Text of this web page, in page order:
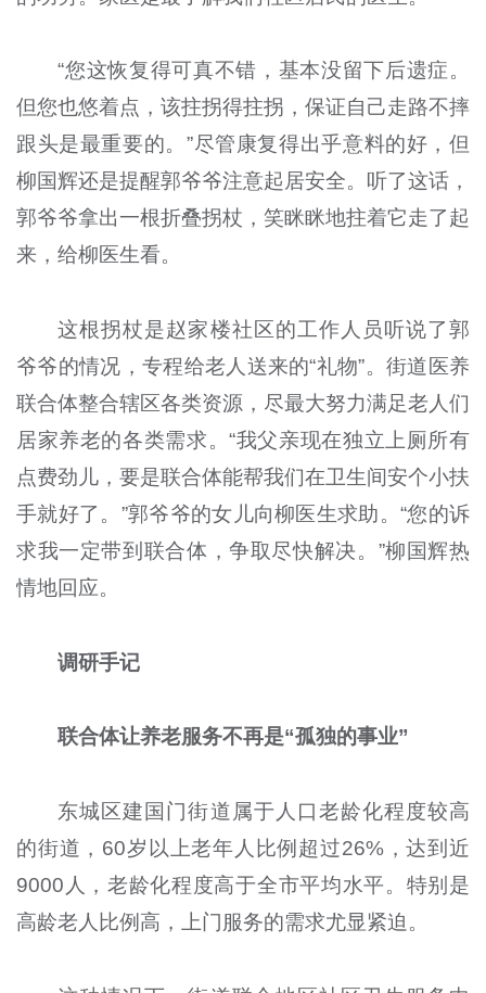
“您这恢复得可真不错，基本没留下后遗症。
但您也悠着点，该拄拐得拄拐，保证自己走路不摔
跟头是最重要的。”尽管康复得出乎意料的好，但
柳国辉还是提醒郭爷爷注意起居安全。听了这话，
郭爷爷拿出一根折叠拐杖，笑眯眯地拄着它走了起
来，给柳医生看。
这根拐杖是赵家楼社区的工作人员听说了郭
爷爷的情况，专程给老人送来的“礼物”。街道医养
联合体整合辖区各类资源，尽最大努力满足老人们
居家养老的各类需求。“我父亲现在独立上厕所有
点费劲儿，要是联合体能帮我们在卫生间安个小扶
手就好了。”郭爷爷的女儿向柳医生求助。“您的诉
求我一定带到联合体，争取尽快解决。”柳国辉热
情地回应。
调研手记
联合体让养老服务不再是“孤独的事业”
东城区建国门街道属于人口老龄化程度较高
的街道，60岁以上老年人比例超过26%，达到近
9000人，老龄化程度高于全市平均水平。特别是
高龄老人比例高，上门服务的需求尤显紧迫。